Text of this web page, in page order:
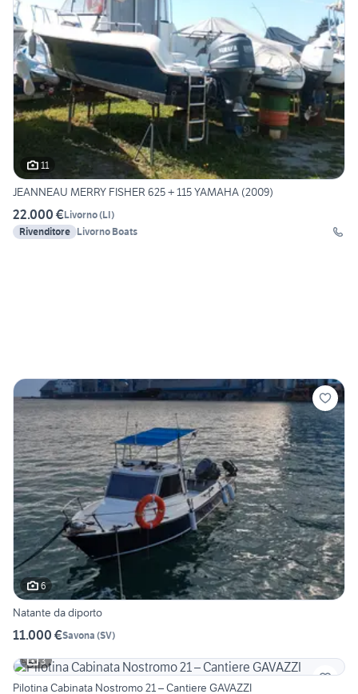
11
JEANNEAU MERRY FISHER 625 + 115 YAMAHA (2009)
22.000 €Livorno(LI)
Rivenditore Livorno Boats
6
Natante da diporto
11.000 €Savona (SV)
3
Pilotina Cabinata Nostromo 21 – Cantiere GAVAZZI